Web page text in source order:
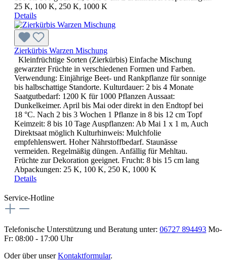
25 K, 100 K, 250 K, 1000 K
Details
Zierkürbis Warzen Mischung
Kleinfrüchtige Sorten (Zierkürbis) Einfache Mischung
gewarzter Früchte in verschiedenen Formen und Farben.
Verwendung: Einjährige Beet- und Rankpflanze für sonnige
bis halbschattige Standorte. Kulturdauer: 2 bis 4 Monate
Saatgutbedarf: 1200 K für 1000 Pflanzen Aussaat:
Dunkelkeimer. April bis Mai oder direkt in den Endtopf bei
18 °C. Nach 2 bis 3 Wochen 1 Pflanze in 8 bis 12 cm Topf
Keimzeit: 8 bis 10 Tage Auspflanzen: Ab Mai 1 x 1 m, Auch
Direktsaat möglich Kulturhinweis: Mulchfolie
empfehlenswert. Hoher Nährstoffbedarf. Staunässe
vermeiden. Regelmäßig düngen. Anfällig für Mehltau.
Früchte zur Dekoration geeignet. Frucht: 8 bis 15 cm lang
Abpackungen: 25 K, 100 K, 250 K, 1000 K
Details
Service-Hotline
Telefonische Unterstützung und Beratung unter: 06727 894493 Mo-
Fr: 08:00 - 17:00 Uhr
Oder über unserKontaktformular.